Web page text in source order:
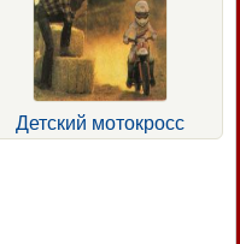
Детский мотокросс